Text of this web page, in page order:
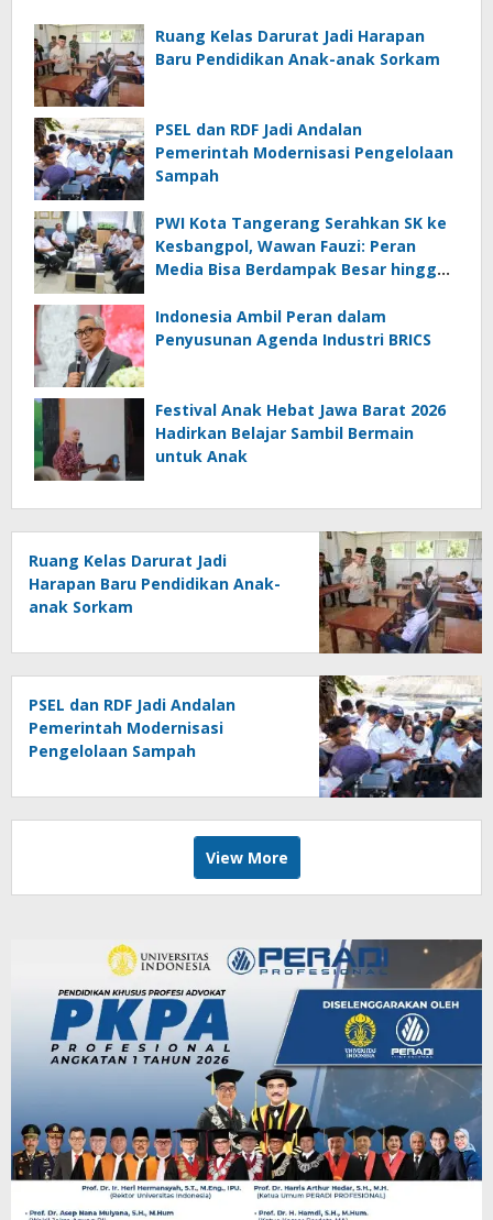
Ruang Kelas Darurat Jadi Harapan
Baru Pendidikan Anak-anak Sorkam
PSEL dan RDF Jadi Andalan
Pemerintah Modernisasi Pengelolaan
Sampah
PWI Kota Tangerang Serahkan SK ke
Kesbangpol, Wawan Fauzi: Peran
Media Bisa Berdampak Besar hingga
Indonesia Ambil Peran dalam
Penyusunan Agenda Industri BRICS
Festival Anak Hebat Jawa Barat 2026
Hadirkan Belajar Sambil Bermain
untuk Anak
Ruang Kelas Darurat Jadi
Harapan Baru Pendidikan Anak-
anak Sorkam
PSEL dan RDF Jadi Andalan
Pemerintah Modernisasi
Pengelolaan Sampah
View More